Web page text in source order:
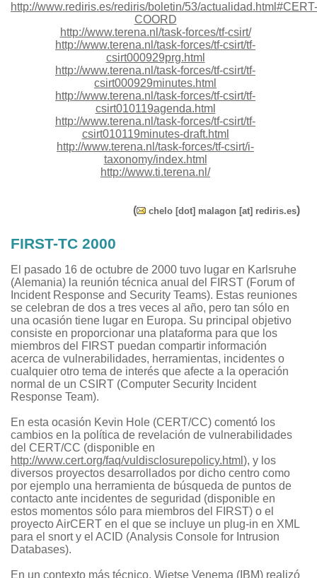
http://www.rediris.es/rediris/boletin/53/actualidad.html#CERT-
COORD
http://www.terena.nl/task-forces/tf-csirt/
http://www.terena.nl/task-forces/tf-csirt/tf-
csirt000929prg.html
http://www.terena.nl/task-forces/tf-csirt/tf-
csirt000929minutes.html
http://www.terena.nl/task-forces/tf-csirt/tf-
csirt010119agenda.html
http://www.terena.nl/task-forces/tf-csirt/tf-
csirt010119minutes-draft.html
http://www.terena.nl/task-forces/tf-csirt/i-
taxonomy/index.html
http://www.ti.terena.nl/
( chelo [dot] malagon [at] rediris.es)
FIRST-TC 2000
El pasado 16 de octubre de 2000 tuvo lugar en Karlsruhe
(Alemania) la reunión técnica anual del FIRST (Forum of
Incident Response and Security Teams). Estas reuniones
se celebran de dos a tres veces al año, pero tan sólo en
una ocasión tiene lugar en Europa. Su principal objetivo
consiste en proporcionar una plataforma para que los
miembros del FIRST puedan compartir información
acerca de vulnerabilidades, herramientas, incidentes o
cualquier otro tema de interés que afecte a la operación
normal de un CSIRT (Computer Security Incident
Response Team).
En esta ocasión Kevin Hole (CERT/CC) comentó los
cambios en la política de revelación de vulnerabilidades
del CERT/CC (disponible en
http://www.cert.org/faq/vuldisclosurepolicy.html ), y los
diversos proyectos desarrollados por dicho centro como
por ejemplo una herramienta de búsqueda de puntos de
contacto ante incidentes de seguridad (disponible en
estos momentos sólo para miembros del FIRST) o el
proyecto AirCERT en el que se incluye un plug-in en XML
para el snort y el ACID (Analysis Console for Intrusion
Databases).
En un contexto más técnico, Wietse Venema (IBM) realizó